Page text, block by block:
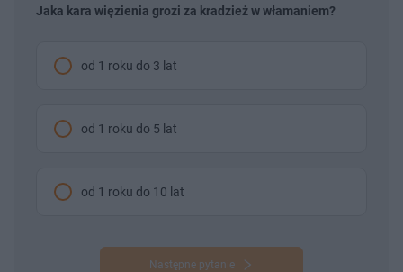
Jaka kara więzienia grozi za kradzież w włamaniem?
od 1 roku do 3 lat
od 1 roku do 5 lat
od 1 roku do 10 lat
Następne pytanie